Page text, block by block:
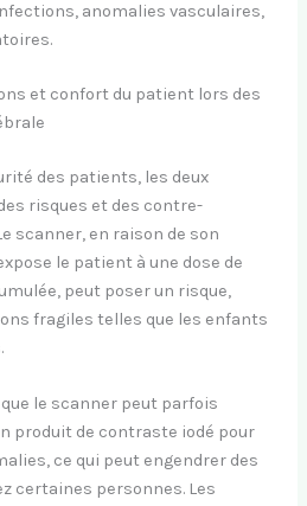
anomalies vasculaires,
et confort du patient lors des
des patients, les deux
risques et des contre-
scanner, en raison de son
le patient à une dose de
peut poser un risque,
fragiles telles que les enfants
le scanner peut parfois
produit de contraste iodé pour
ce qui peut engendrer des
certaines personnes. Les